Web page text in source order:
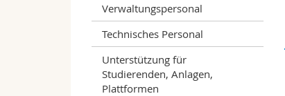
Verwaltungspersonal
Technisches Personal
Unterstützung für
Studierenden, Anlagen,
Plattformen